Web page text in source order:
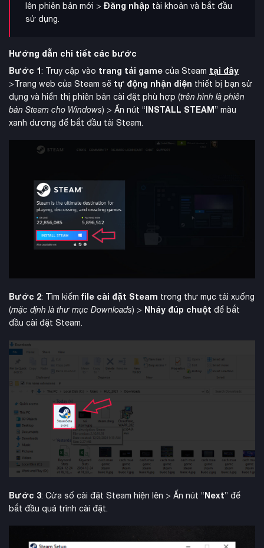
lên phiên bản mới >Đăng nhập tài khoản và bắt đầu
sử dụng.
Hướng dẫn chi tiết các bước
Bước 1: Truy cập vào trang tải game của Steam tại đây
>Trang web của Steam sẽ tự động nhận diện thiết bị bạn sử
dụng và hiển thị phiên bản cài đặt phù hợp (trên hình là phiên
bản Steam cho Windows) > Ấn nút “INSTALL STEAM” màu
xanh dương để bắt đầu tải Steam.
Bước 2: Tìm kiếm file cài đặt Steam trong thư mục tải xuống
(mặc định là thư mục Downloads) > Nháy đúp chuột để bắt
đầu cài đặt Steam.
Bước 3: Cửa sổ cài đặt Steam hiện lên > Ấn nút “Next” để
bắt đầu quá trình cài đặt.